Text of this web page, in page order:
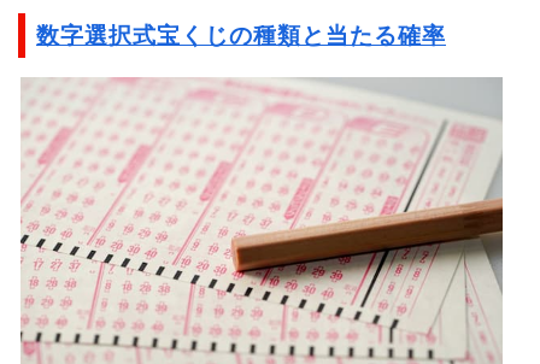
数字選択式宝くじの種類と当たる確率